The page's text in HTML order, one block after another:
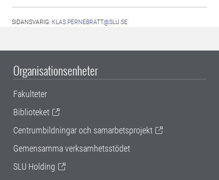
SIDANSVARIG: KLAS.PERNEBRATT@SLU.SE
Organisationsenheter
Fakulteter
Biblioteket
Centrumbildningar och samarbetsprojekt
Gemensamma verksamhetsstödet
SLU Holding